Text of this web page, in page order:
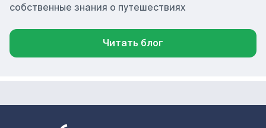
собственные знания о путешествиях
Читать блог